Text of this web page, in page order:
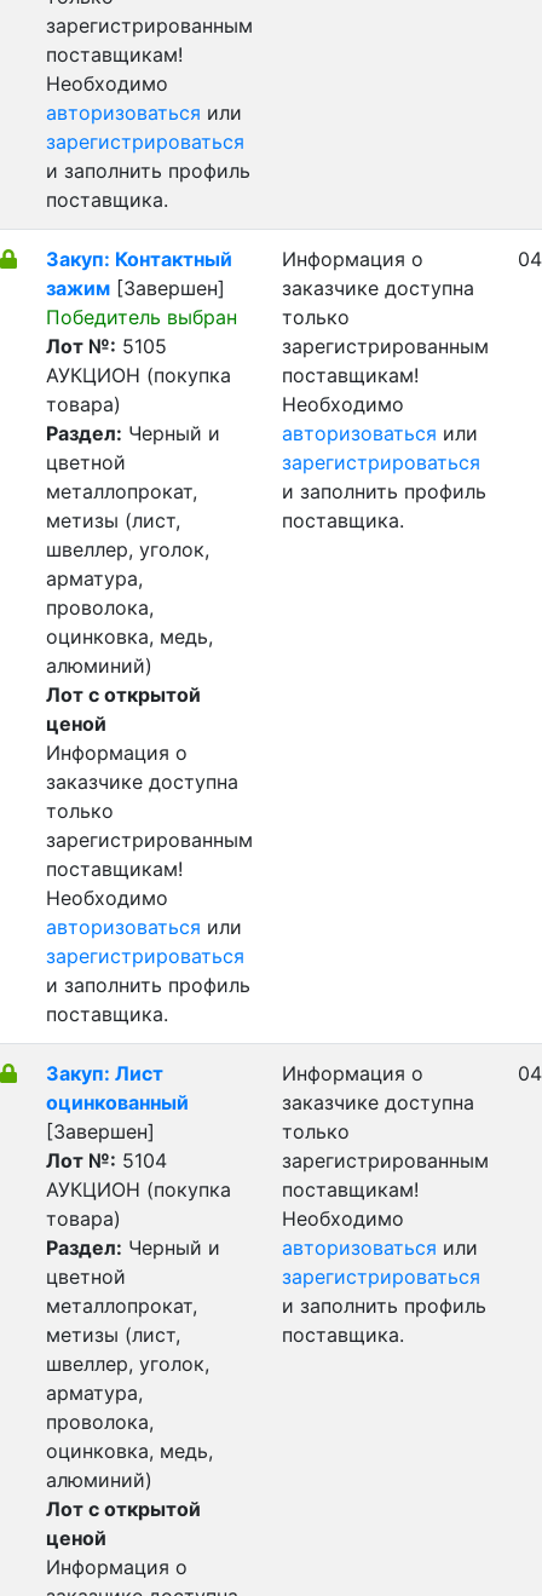
зарегистрированным
поставщикам!
Необходимо
авторизоваться или
зарегистрироваться
и заполнить профиль
поставщика.
Закуп: Контактный
зажим [Завершен]
Победитель выбран
Лот №: 5105
АУКЦИОН (покупка
товара)
Раздел: Черный и
цветной
металлопрокат,
метизы (лист,
швеллер, уголок,
арматура,
проволока,
оцинковка, медь,
алюминий)
Лот с открытой
ценой
Информация о
заказчике доступна
только
зарегистрированным
поставщикам!
Необходимо
авторизоваться или
зарегистрироваться
и заполнить профиль
поставщика.
Информация о
заказчике доступна
только
зарегистрированным
поставщикам!
Необходимо
авторизоваться или
зарегистрироваться
и заполнить профиль
поставщика.
Закуп: Лист
оцинкованный
[Завершен]
Лот №: 5104
АУКЦИОН (покупка
товара)
Раздел: Черный и
цветной
металлопрокат,
метизы (лист,
швеллер, уголок,
арматура,
проволока,
оцинковка, медь,
алюминий)
Лот с открытой
ценой
Информация о
Информация о
заказчике доступна
только
зарегистрированным
поставщикам!
Необходимо
авторизоваться или
зарегистрироваться
и заполнить профиль
поставщика.